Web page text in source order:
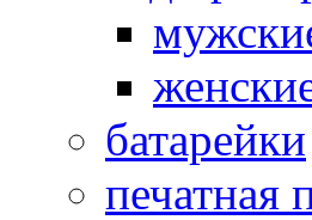
батарейки
печатная